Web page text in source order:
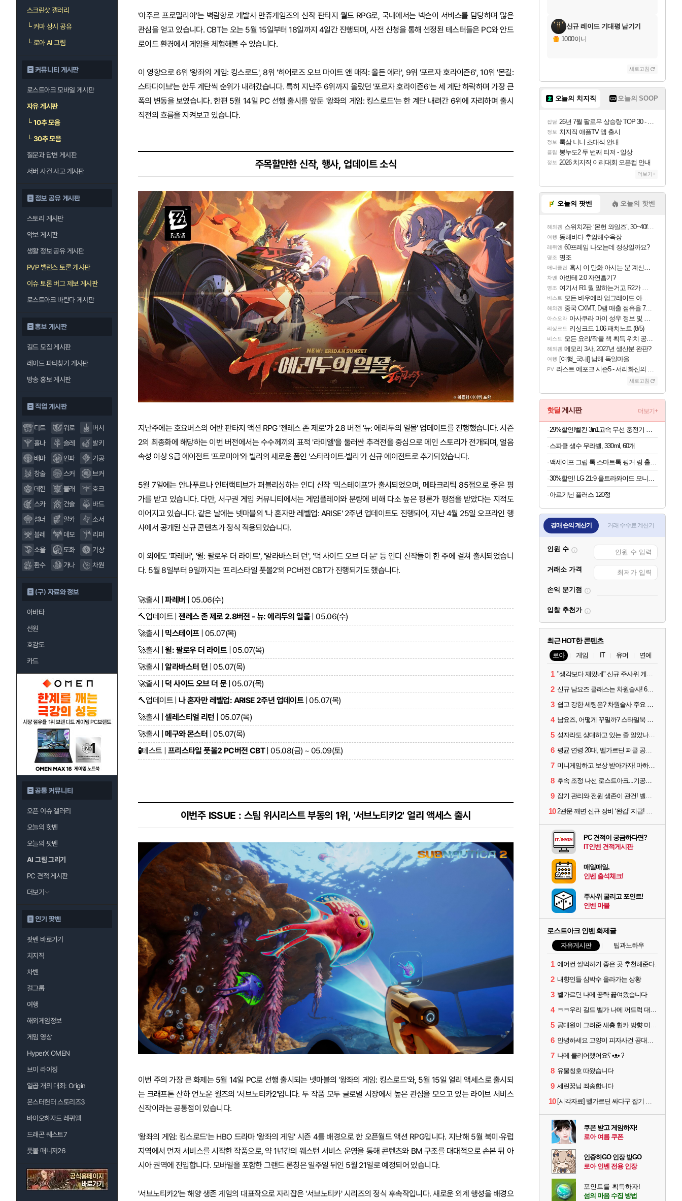
스크린샷 갤러리
└커마 상시 공유
└로아 AI 그림
커뮤니티 게시판
로스트아크 모바일 게시판
자유 게시판
└10추 모음
└30추 모음
질문과 답변 게시판
서버 사건 사고 게시판
정보 공유 게시판
스토리 게시판
악보 게시판
생활 정보 공유 게시판
PVP 밸런스 토론 게시판
이슈 토론 버그 제보 게시판
로스트아크 바란다 게시판
홍보 게시판
길드 모집 게시판
레이드 파티찾기 게시판
방송 홍보 게시판
직업 게시판
디트 워로
버서
홀나
슬레
발키
배마
인파
기공
창술
스커
브커
데헌
블래
호크
스카
건슬
바드
섬너
알카
소서
블레
데모
리퍼
소울
도화
기상
환수
가나 차원
(구) 자료와 정보
아바타
선원
호감도
카드
공통 커뮤니티
오픈 이슈 갤러리
오늘의 핫벤
오늘의 팟벤
AI 그림 그리기
PC 견적 게시판
더보기
인기 팟벤
팟벤 바로가기
치지직
차벤
걸그룹
여행
해외게임정보
게임 영상
HyperX OMEN
브이 라이징
일곱 개의 대죄: Origin
몬스터헌터 스토리즈3
바이오하자드 레퀴엠
드래곤 퀘스트7
풋볼 매니저26
'아주르 프로밀리아'는 벽람항로 개발사 만쥬게임즈의 신작 판타지 월드 RPG로, 국내에서는 넥슨이 서비스를 담당하며 많은
관심을 얻고 있습니다. CBT는 오는 5월 15일부터 18일까지 4일간 진행되며, 사전 신청을 통해 선정된 테스터들은 PC와 안드
로이드 환경에서 게임을 체험해볼 수 있습니다.
이 영향으로 6위 '왕좌의 게임: 킹스로드', 8위 '히어로즈 오브 마이트 앤 매직: 올든 에라', 9위 '포르자 호라이즌6', 10위 '몬길:
스타다이브'는 한두 계단씩 순위가 내려갔습니다. 특히 지난주 6위까지 올랐던 '포르자 호라이즌6'는 세 계단 하락하며 가장 큰
폭의 변동을 보였습니다. 한편 5월 14일 PC 선행 출시를 앞둔 '왕좌의 게임: 킹스로드'는 한 계단 내려간 6위에 자리하며 출시
직전의 흐름을 지켜보고 있습니다.
주목할만한 신작, 행사, 업데이트 소식
지난주에는 호요버스의 어반 판타지 액션 RPG '젠레스 존 제로'가 2.8 버전 '뉴: 에리두의 일몰' 업데이트를 진행했습니다. 시즌
2의 최종화에 해당하는 이번 버전에서는 수수께끼의 표적 '라미엘'을 둘러싼 추격전을 중심으로 메인 스토리가 전개되며, 얼음
속성 이상 S급 에이전트 '프로미아'와 빌리의 새로운 폼인 '스타라이트·빌리'가 신규 에이전트로 추가되었습니다.
5월 7일에는 안나푸르나 인터랙티브가 퍼블리싱하는 인디 신작 '믹스테이프'가 출시되었으며, 메타크리틱 85점으로 좋은 평
가를 받고 있습니다. 다만, 서구권 게임 커뮤니티에서는 게임플레이와 분량에 비해 다소 높은 평론가 평점을 받았다는 지적도
이어지고 있습니다. 같은 날에는 넷마블의 '나 혼자만 레벨업: ARISE' 2주년 업데이트도 진행되어, 지난 4월 25일 오프라인 행
사에서 공개된 신규 콘텐츠가 정식 적용되었습니다.
이 외에도 '파레버', '윌: 팔로우 더 라이트', '알라바스터 던', '덕 사이드 오브 더 문' 등 인디 신작들이 한 주에 걸쳐 출시되었습니
다. 5월 8일부터 9일까지는 '프리스타일 풋볼2'의 PC버전 CBT가 진행되기도 했습니다.
🚀출시 |파레버
| 05.06(수)
🔨업데이트 |젠레스 존 제로 2.8버전 - 뉴: 에리두의 일몰| 05.06(수)
🚀출시 | 믹스테이프| 05.07(목)
🚀출시 |윌: 팔로우 더 라이트| 05.07(목)
🚀출시 |알라바스터 던 | 05.07(목)
🚀출시 | 덕 사이드 오브 더 문| 05.07(목)
🔨업데이트 |나 혼자만 레벨업: ARISE 2주년 업데이트| 05.07(목)
🚀출시 |셀레스티얼 리턴 | 05.07(목)
🚀출시 |메구와 몬스터
| 05.07(목)
🧪테스트 | 프리스타일 풋볼2 PC버전 CBT| 05.08(금) ~ 05.09(토)
이번주 ISSUE : 스팀 위시리스트 부동의 1위, '서브노티카2' 얼리 액세스 출시
이번 주의 가장 큰 화제는 5월 14일 PC로 선행 출시되는 넷마블의 '왕좌의 게임: 킹스로드'와, 5월 15일 얼리 액세스로 출시되
는 크래프톤 산하 언노운 월즈의 '서브노티카2'입니다. 두 작품 모두 글로벌 시장에서 높은 관심을 모으고 있는 라이브 서비스
신작이라는 공통점이 있습니다.
'왕좌의 게임: 킹스로드'는 HBO 드라마 '왕좌의 게임' 시즌 4를 배경으로 한 오픈월드 액션 RPG입니다. 지난해 5월 북미·유럽
지역에서 먼저 서비스를 시작한 작품으로, 약 1년간의 웨스턴 서비스 운영을 통해 콘텐츠와 BM 구조를 대대적으로 손본 뒤 아
시아 권역에 진입합니다. 모바일을 포함한 그랜드 론칭은 일주일 뒤인 5월 21일로 예정되어 있습니다.
'서브노티카2'는 해양 생존 게임의 대표작으로 자리잡은 '서브노티카' 시리즈의 정식 후속작입니다. 새로운 외계 행성을 배경으
신규 레이드 기대평 남기기
1000이니
새로고침
오늘의 치지직 오늘의 SOOP
잡담 26년 7월 팔로우 상승량 TOP 30 - 월간 치지직
정보 치지직 애플TV 앱 출시
정보 룩삼 니니 초대석 안내
클립 봉누도2 두 번째 티저 - 일상
정보 2026 치지직 이리대회 오픈컵 안내
더보기+
오늘의 팟벤 오늘의 핫벤
해외겜 스위치2판 ‘몬헌 와일즈’, 30~40fps 목표 추정
여행 동해바다 추암해수욕장
레퀴엠 60프레임 나오는데 정상일까요?
명조 명조
애니클립 혹시 이 만화 아시는 분 계신가요
차벤 아반테 2.0 자연흡기?
명조 여기서 R1 뭘 말하는거고 R2가 뭘말하는걸까요?
비스트 모든 바우에라 업그레이드 아이템 획득 위치 공략 (89개)
해외겜 중국 CXMT, D램 매출 점유율 7%…글로벌 4위로 부상
아스오라 아사쿠라 마이 성우 정보 및 주요 필모
리싱크드 리싱크드 1.06 패치노트 (8/5)
비스트 모든 요리/작물 책 획득 위치 공략 (36개) - 미식가 도전과제
해외겜 메모리 3사, 2027년 생산분 완판?
여행 [여행_국내] 남해 독일마을
PV 라스트 에포크 시즌5 - 서리화신의 분노 티저
새로고침
핫딜 게시판 더보기+
스파클 생수 무라벨, 330ml, 60개
아르기닌 플러스 120정
경매 손익 계산기 거래 수수료 계산기
인원 수
거래소 가격
손익 분기점
입찰 추천가
최근 HOT한 콘텐츠
로아 게임 IT 유머 연예
1 "생각보다 재밌네" 신규 주사위 게임 티카투카 호평
2 신규 남요즈 클래스는 차원술사! 6월 20일 로아온 썸머 정리
3 쉽고 강한 세팅은? 차원술사 주요 빌드와 스킬 코드
4 남요즈, 어떻게 꾸밀까? 스타일북 인기 차원술사 커스터마이즈
5 성자라도 상대하고 있는 줄 알았나? 벨가르딘 이모저모
6 평균 연령 20대, 벨가르딘 퍼클 공대 '영로티'를 만나다
7 미니게임하고 보상 받아가자! 마하라카 썸머 캠프 할 일은?
8 후속 조정 나선 로스트아크...기공사, 차원술사 하향
9 잡기 관리와 전원 생존이 관건! 벨가르딘 유물 칭호 획득방법 정리
10 2관문 깨면 신규 장비 ‘완갑’ 지급! 그림자 레이드 벨가르딘 공개
PC 견적이 궁금하다면?
IT인벤 견적게시판
매일매일,
인벤 출석체크!
주사위 굴리고 포인트!
인벤 마블
로스트아크 인벤 화제글
자유게시판 팁과노하우
1 에어컨 쌀먹하기 좋은 곳 추천해준다.
2 내향인들 심박수 올라가는 상황
3 벨가르딘 나메 공략 끓여왔습니다
4 ㅋㅋ우리 길드 벨가 나메 꺼드럭 대다가 싸움났다
5 공대원이 그려준 새총 협카 방향 미리 아는법
6 안녕하세요 고양이 피자사건 공대원입니다.
7 나메 클리어했어요ʕ •ᴥ• ʔ
8 유물칭호 따왔습니다
9 세린꿍님 죄송합니다
10 [시각자료] 벨가르딘 싸다구 잡기 범위 일부
쿠폰 받고 게임하자!
로아 여름 쿠폰
인증하GO 인장 받GO
로아 인벤 전용 인장
포인트를 획득하자!
섬의 마음 수집 방법